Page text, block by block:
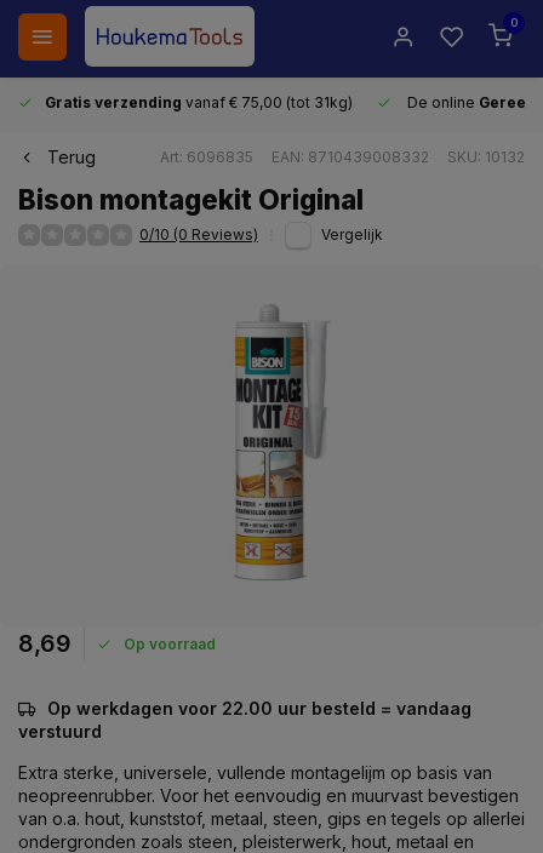
0
Gratis verzending vanaf € 75,00 (tot 31kg) De online
Terug Art: 6096835 EAN: 8710439008332 SKU: 10132
Bison montagekit Original
0/10 (0 Reviews) Vergelijk
8,69 Op voorraad
Op werkdagen voor 22.00 uur besteld = vandaag
verstuurd
Extra sterke, universele, vullende montagelijm op basis van
neopreenrubber. Voor het eenvoudig en muurvast bevestigen
van o.a. hout, kunststof, metaal, steen, gips en tegels op allerlei
ondergronden zoals steen, pleisterwerk, hout, metaal en